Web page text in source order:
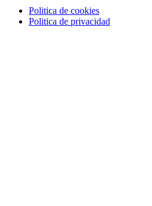
Politica de cookies
Politica de privacidad